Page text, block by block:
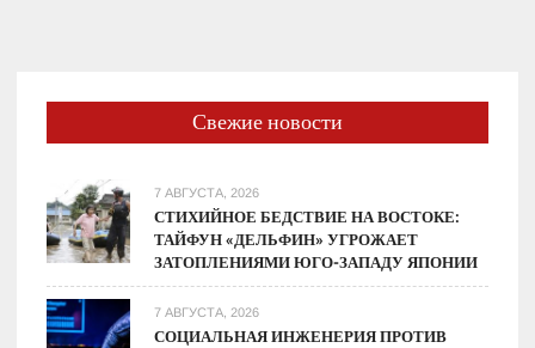
Свежие новости
7 АВГУСТА, 2026
СТИХИЙНОЕ БЕДСТВИЕ НА ВОСТОКЕ:
ТАЙФУН «ДЕЛЬФИН» УГРОЖАЕТ
ЗАТОПЛЕНИЯМИ ЮГО-ЗАПАДУ ЯПОНИИ
7 АВГУСТА, 2026
СОЦИАЛЬНАЯ ИНЖЕНЕРИЯ ПРОТИВ